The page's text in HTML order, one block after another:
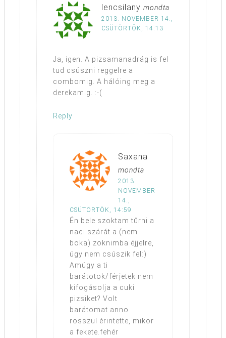
lencsilany mondta
2013. NOVEMBER 14.,
CSÜTÖRTÖK, 14:13
Ja, igen. A pizsamanadrág is fel
tud csúszni reggelre a
combomig. A hálóing meg a
derekamig. :-(
Reply
Saxana
mondta
2013.
NOVEMBER
14.,
CSÜTÖRTÖK, 14:59
Én bele szoktam tűrni a
naci szárát a (nem
boka) zoknimba éjjelre,
úgy nem csúszik fel:)
Amúgy a ti
barátotok/férjetek nem
kifogásolja a cuki
pizsiket? Volt
barátomat anno
rosszul érintette, mikor
a fekete.fehér